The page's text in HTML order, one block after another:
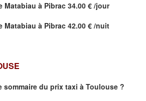
Matabiau à Pibrac 34.00 € /jour
Matabiau à Pibrac 42.00 € /nuit
sommaire du prix taxi à Toulouse ?